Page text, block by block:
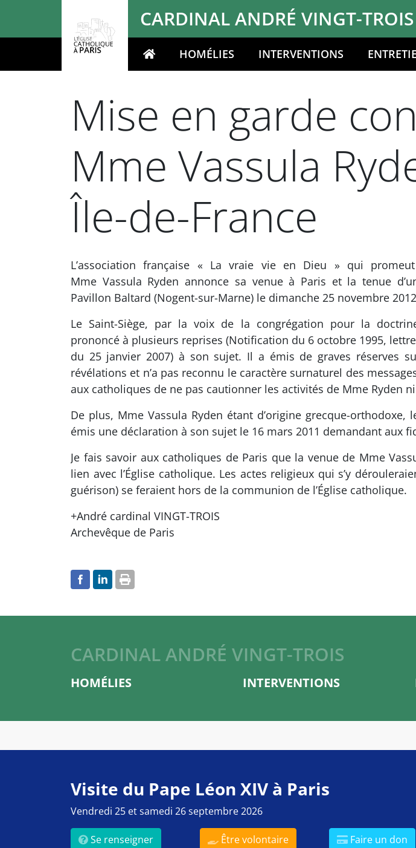
CARDINAL ANDRÉ VINGT-TROIS
Votre rechercheHOMÉLIES INTERVENTIONS
Mise en garde
Mme Vassula
Île-de-France
L’association française « La vraie vie en Dieu » qui
Mme Vassula Ryden annonce sa venue à Paris et la tenue
Pavillon Baltard (Nogent-sur-Marne) le dimanche 25 novembre
Le Saint-Siège, par la voix de la congrégation pour la
prononcé à plusieurs reprises (Notification du 6 octobre 1995,
du 25 janvier 2007) à son sujet. Il a émis de graves réserves
révélations et n’a pas reconnu le caractère surnaturel des
aux catholiques de ne pas cautionner les activités de Mme Ryden
De plus, Mme Vassula Ryden étant d’origine grecque-
émis une déclaration à son sujet le 16 mars 2011 demandant aux
Je fais savoir aux catholiques de Paris que la venue de Mme
lien avec l’Église catholique. Les actes religieux qui s’y
guérison) se feraient hors de la communion de l’Église catholique.
+André cardinal VINGT-TROIS
Archevêque de Paris
CARDINAL ANDRÉ VINGT-TROIS
HOMÉLIES INTERVENTIONS
Visite du Pape Léon XIV à Paris
Vendredi 25 et samedi 26 septembre 2026
Se renseigner Être volontaire Faire un don